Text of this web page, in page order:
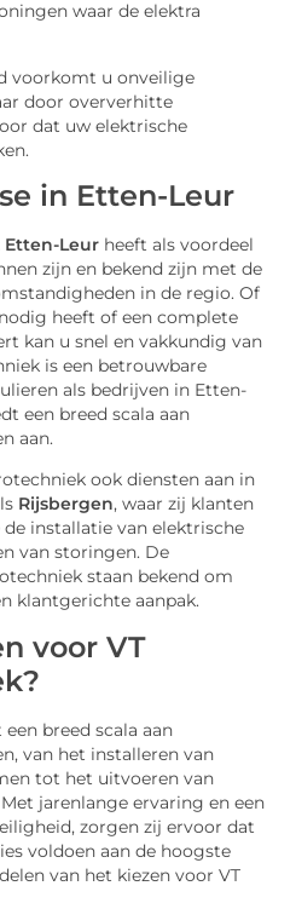
waar de elektra
voorkomt u onveilige
door oververhitte
dat uw elektrische
in Etten-Leur
Leur heeft als voordeel
zijn en bekend zijn met de
in de regio. Of
heeft of een complete
kan u snel en vakkundig van
is een betrouwbare
als bedrijven in Etten-
een breed scala aan
aan.
ook diensten aan in
Rijsbergen, waar zij klanten
installatie van elektrische
van storingen. De
staan bekend om
klantgerichte aanpak.
voor VT
een breed scala aan
van het installeren van
tot het uitvoeren van
jarenlange ervaring en een
zorgen zij ervoor dat
voldoen aan de hoogste
van het kiezen voor VT